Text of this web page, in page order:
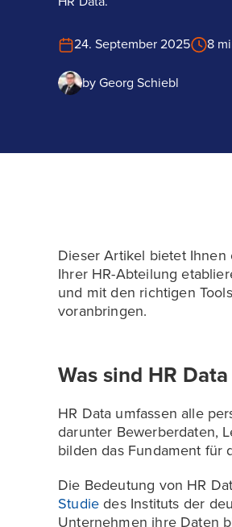
24. September 2025 8
by Georg Schiebl
Dieser Artikel bietet
Ihrer HR-Abteilung
und mit den richtigen
voranbringen.
Was sind HR
HR Data umfassen alle
darunter Bewerberdaten,
bilden das Fundament für
Die Bedeutung von HR
Studie des Instituts der
Unternehmen ihre Daten